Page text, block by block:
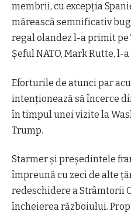
membrii, cu excepția
mărească semnificativ
regal olandez l-a primit
Șeful NATO, Mark Rutte, l-
Eforturile de atunci par
intenționează să încerce
în timpul unei vizite la
Trump.
Starmer și președintele
împreună cu zeci de alte
redeschidere a Strâmtorii
încheierea războiului.